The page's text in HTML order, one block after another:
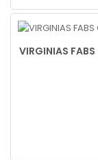
VIRGINIAS